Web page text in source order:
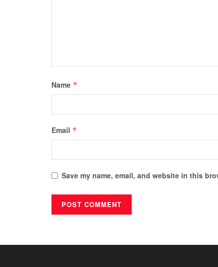
Name *
Email *
Save my name, email, and website in this